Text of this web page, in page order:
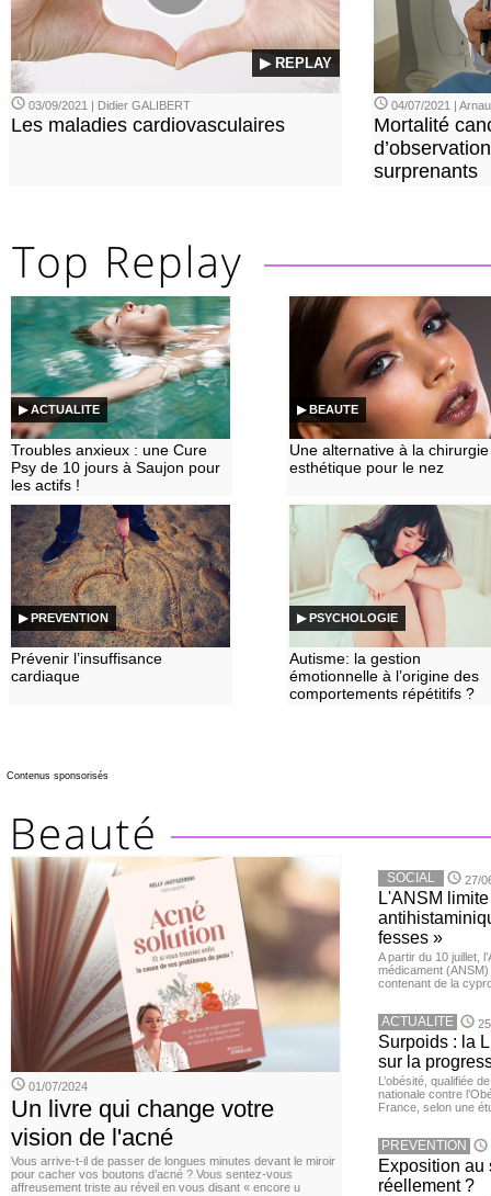
▶ REPLAY
03/09/2021 | Didier GALIBERT
Les maladies cardiovasculaires
04/07/2021 |
Mortalité
surprenants
▶ ACTUALITE
Troubles anxieux : une Cure
Psy de 10 jours à Saujon pour
les actifs !
▶ BEAUTE
Une alternative à la chirurgie
esthétique pour le nez
▶ PREVENTION
Prévenir l’insuffisance
cardiaque
▶ PSYCHOLOGIE
Autisme: la gestion
émotionnelle à l’origine des
comportements répétitifs ?
Contenus sponsorisés
01/07/2024
Un livre qui change votre
vision de l'acné
Vous arrive-t-il de passer de longues minutes devant le miroir
pour cacher vos boutons d’acné ? Vous sentez-vous
affreusement triste au réveil en vous disant « encore u
SOCIAL 27/
L'ANSM
fesses »
A partir du 10 juillet,
médicament
contenant de la
ACTUALITE
Surpoids : la
sur la
L’obésité, qualifiée
nationale contre
France, selon une
PREVENTION
Exposition au
réellement ?